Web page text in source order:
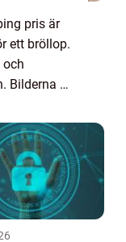
pris är
ett bröllop.
och
Bilderna är